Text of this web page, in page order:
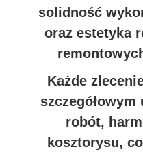
solidność
oraz estetyka
Każde
robót,
kosztorysu,